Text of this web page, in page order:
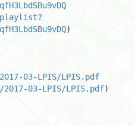
playlist?
)
03-LPIS/LPIS.pdf
03-LPIS/LPIS.pdf)